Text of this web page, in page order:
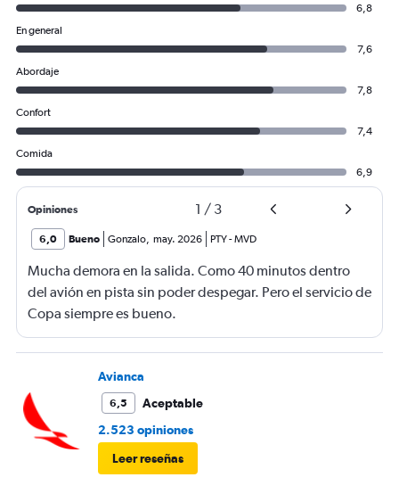
6,8
En general
7,6
Abordaje
7,8
Confort
7,4
Comida
6,9
Opiniones 1 / 3
6,0 Bueno Gonzalo may. 2026 PTY-MVD
Mucha demora en la salida. Como 40 minutos dentro
del avión en pista sin poder despegar. Pero el servicio de
Copa siempre es bueno.
Avianca
6,5
Aceptable
2.523 opiniones
Leer reseñas